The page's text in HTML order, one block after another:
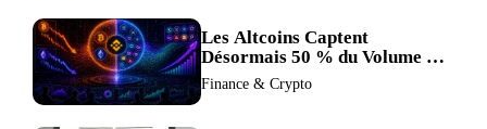
Les Altcoins Captent
Désormais 50 % du Volume de
Trading de Binance : La
Liquidité S’éclipse au Profit de
Finance & Crypto